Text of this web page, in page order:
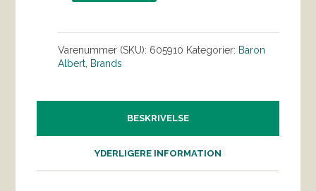
Varenummer (SKU): 605910 Kategorier: Baron
Albert Brands
BESKRIVELSE
YDERLIGERE INFORMATION